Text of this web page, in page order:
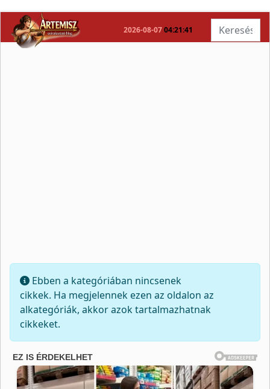
2026-08-07 04:21:41 Keresés...
Információ
Ebben a kategóriában nincsenek
cikkek. Ha megjelennek ezen az oldalon az
alkategóriák, akkor azok tartalmazhatnak
cikkeket.